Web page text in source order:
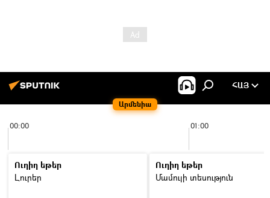
Արմենիա
ՀԱՅ
00:00 01:00
Ուղիղ եթեր
Լուրեր
Ուղիղ եթեր
Մամուլի տեսություն